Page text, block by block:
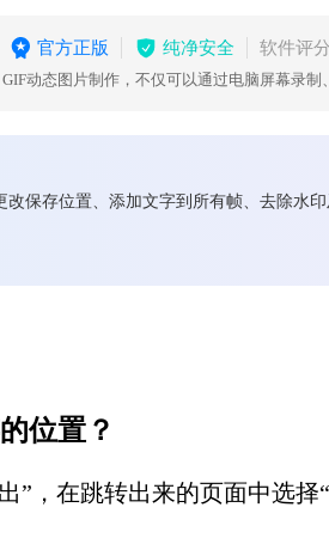
官方正版 纯净安全 软件评分
保存位置、添加文字到所有帧、去除水
位置？
在跳转出来的页面中选择“